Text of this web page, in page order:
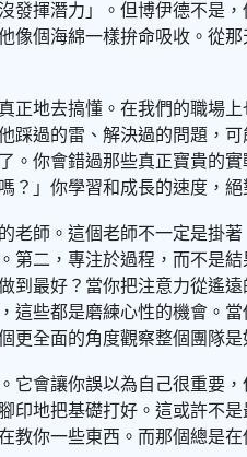
發揮潛力」。但博伊德不是
像個海綿一樣拚命吸收。從
正地去搞懂。在我們的職場
踩過的雷、解決過的問題，
。你會錯過那些真正寶貴的
」你學習和成長的速度，絕
老師。這個老師不一定是掛
第二，專注於過程，而不是
最好？當你把注意力從遙遠
這些都是磨練心性的機會。
更全面的角度觀察整個團隊是
它會讓你誤以為自己很重要
印地把基礎打好。這或許不
教你一些東西。而那個總是